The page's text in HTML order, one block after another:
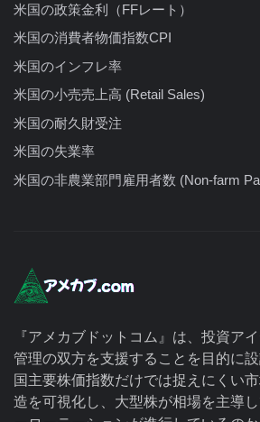
米国の政策金利（FFレート）
米国の消費者物価指数CPI
米国のインフレ率
米国の小売売上高 (Retail Sales)
米国の耐久財受注
米国の失業率
米国の非農業部門雇用者数 (Non-farm
『アメカブドットコム』は、投資ア
管理の双方を支援することを目的に
国主要株価指数だけでは捉えにくい
造を可視化し、大型株が相場を主導